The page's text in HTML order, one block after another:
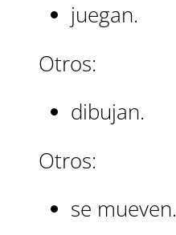
juegan.
Otros:
dibujan.
Otros:
se mueven.